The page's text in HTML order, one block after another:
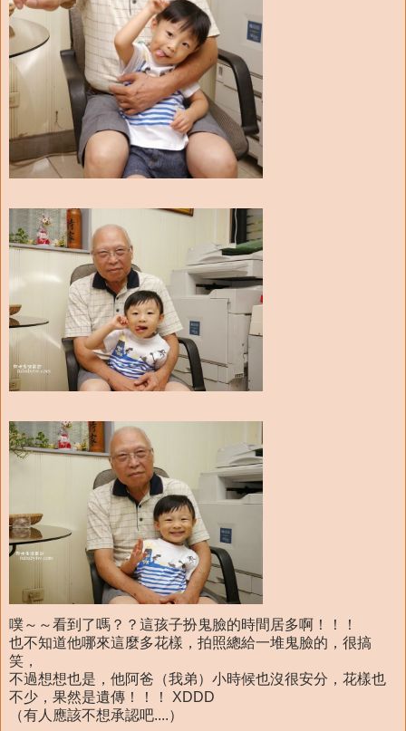
噗～～看到了嗎？？這孩子扮鬼臉的時間居多啊！！！
也不知道他哪來這麼多花樣，拍照總給一堆鬼臉的，很搞
笑，
不過想想也是，他阿爸（我弟）小時候也沒很安分，花樣也
不少，果然是遺傳！！！ XDDD
（有人應該不想承認吧....）